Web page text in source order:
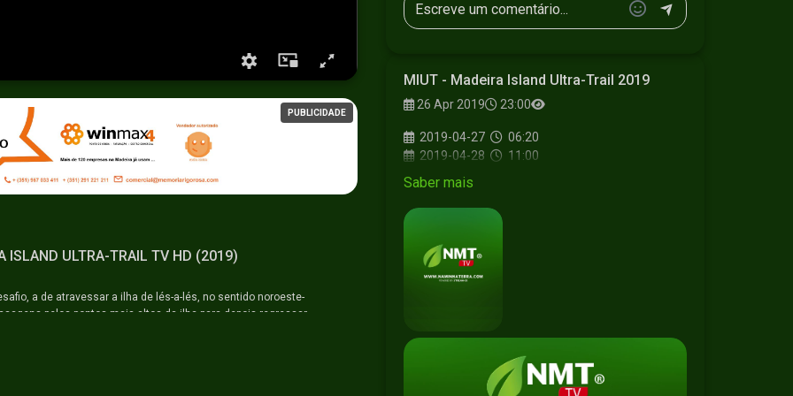
PUBLICIDADE
ULTRA-TRAIL TV HD (2019)
a de atravessar a ilha de lés-a-lés, no sentido noroeste-
pelos pontos mais altos da ilha para depois regressar
o participante para o imaginário de outros tempos onde a
MIUT - Madeira Island Ultra-Trail 2019
26 Apr 2019 23:00
2019-04-27
06:20
2019-04-28
11:00
Saber mais